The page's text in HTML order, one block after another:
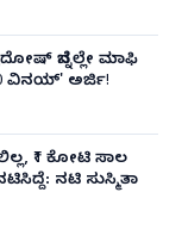
ಬೆನ್ನಲ್ಲೇ ಮಾಫಿ
ವಿನಯ್' ಅರ್ಜಿ!
₹1 ಕೋಟಿ ಸಾಲ
ನಟಿ ಸುಸ್ಮಿತಾ